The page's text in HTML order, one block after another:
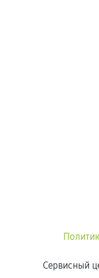
Сервисный